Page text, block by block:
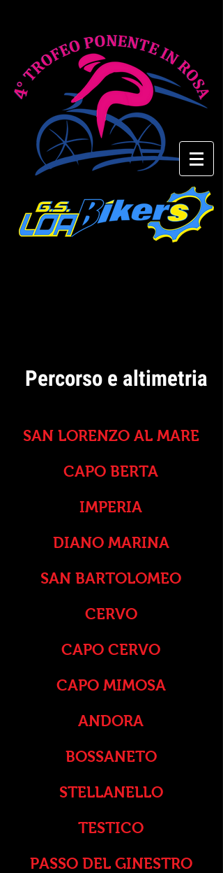
Percorso e altimetria
SAN LORENZO AL MARE
CAPO BERTA
IMPERIA
DIANO MARINA
SAN BARTOLOMEO
CERVO
CAPO CERVO
CAPO MIMOSA
ANDORA
BOSSANETO
STELLANELLO
TESTICO
PASSO DEL GINESTRO